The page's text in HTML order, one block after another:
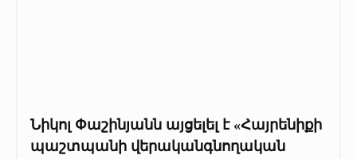
Նիկոլ Փաշինյանն այցելել է «Հայրենիքի
պաշտպանի վերականգնողական